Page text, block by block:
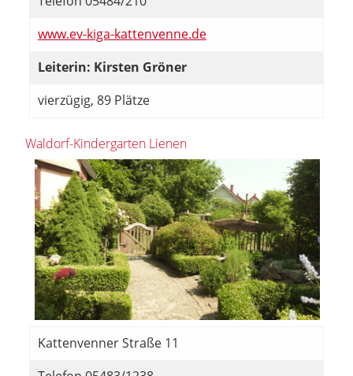
www.ev-kiga-kattenvenne.de
Leiterin: Kirsten Gröner
vierzügig, 89 Plätze
Waldorf-Kindergarten Lienen
Kattenvenner Straße 11